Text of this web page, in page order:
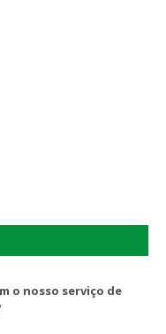
o nosso serviço de